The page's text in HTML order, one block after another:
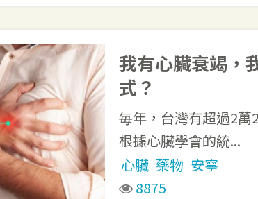
我有心臟衰竭，
式？
毎年，台灣有超過2
根據心臟學會的統...
心臟 藥物 安寧
8875